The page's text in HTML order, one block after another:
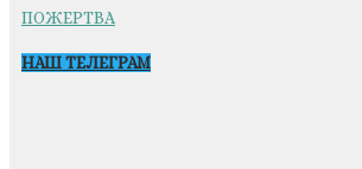
ПОЖЕРТВА
НАШ ТЕЛЕГРАМ